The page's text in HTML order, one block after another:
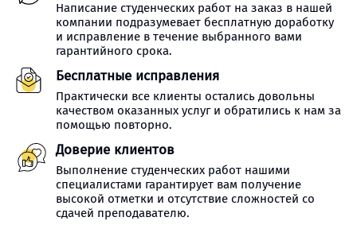
Написание студенческих работ на заказ в нашей
компании подразумевает бесплатную доработку
и исправление в течение выбранного вами
гарантийного срока.
Бесплатные исправления
Практически все клиенты остались довольны
качеством оказанных услуг и обратились к нам за
помощью повторно.
Доверие клиентов
Выполнение студенческих работ нашими
специалистами гарантирует вам получение
высокой отметки и отсутствие сложностей со
сдачей преподавателю.